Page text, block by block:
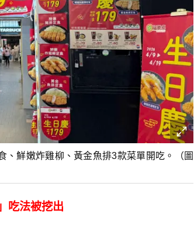
鮮嫩炸雞柳、黃金魚排3款菜單開吃。（圖
吃法被挖出